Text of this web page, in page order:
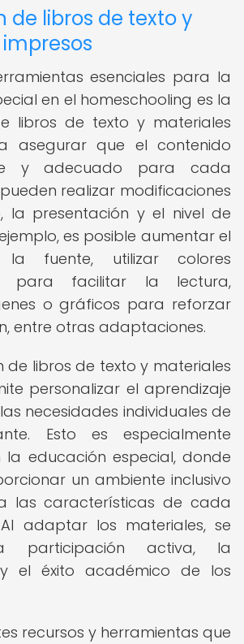
de libros de texto y
esenciales para la
en el homeschooling es la
libros de texto y materiales
asegurar que el contenido
y adecuado para cada
realizar modificaciones
la presentación y el nivel de
es posible aumentar el
fuente, utilizar colores
para facilitar la lectura,
o gráficos para reforzar
entre otras adaptaciones.
libros de texto y materiales
personalizar el aprendizaje
necesidades individuales de
Esto es especialmente
educación especial, donde
un ambiente inclusivo
las características de cada
adaptar los materiales, se
participación activa, la
el éxito académico de los
recursos y herramientas que